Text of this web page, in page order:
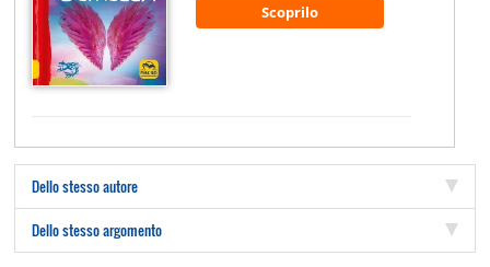
Scoprilo
Dello stesso autore
Dello stesso argomento